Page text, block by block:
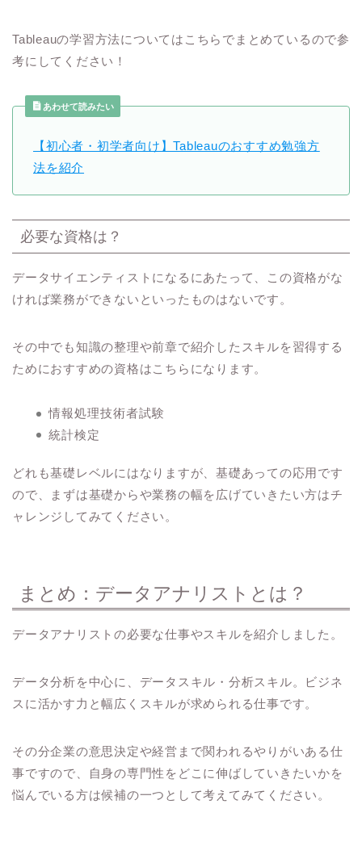
Tableauの学習方法についてはこちらでまとめているので参
考にしてください！
あわせて読みたい
【初心者・初学者向け】Tableauのおすすめ勉強方
法を紹介
必要な資格は？
データサイエンティストになるにあたって、この資格がな
ければ業務ができないといったものはないです。
その中でも知識の整理や前章で紹介したスキルを習得する
ためにおすすめの資格はこちらになります。
情報処理技術者試験
統計検定
どれも基礎レベルにはなりますが、基礎あっての応用です
ので、まずは基礎からや業務の幅を広げていきたい方はチ
ャレンジしてみてください。
まとめ：データアナリストとは？
データアナリストの必要な仕事やスキルを紹介しました。
データ分析を中心に、データスキル・分析スキル。ビジネ
スに活かす力と幅広くスキルが求められる仕事です。
その分企業の意思決定や経営まで関われるやりがいある仕
事ですので、自身の専門性をどこに伸ばしていきたいかを
悩んでいる方は候補の一つとして考えてみてください。